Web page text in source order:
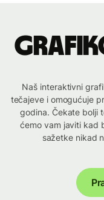
Naš interaktivni
tečajeve i omogućuje
godina. Čekate bolji
ćemo vam javiti kad
sažetke nikad